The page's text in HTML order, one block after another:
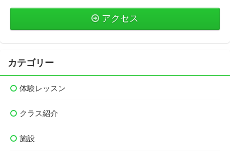
アクセス
カテゴリー
体験レッスン
クラス紹介
施設